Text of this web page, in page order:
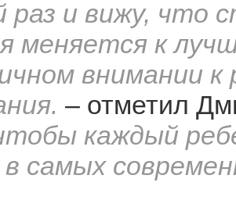
раз и вижу, что
меняется к
внимании
– отметил
каждый
самых